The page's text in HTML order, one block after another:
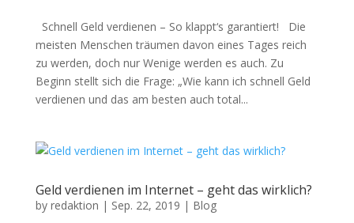
Schnell Geld verdienen – So klappt‘s garantiert! Die
meisten Menschen träumen davon eines Tages reich
zu werden, doch nur Wenige werden es auch. Zu
Beginn stellt sich die Frage: „Wie kann ich schnell Geld
verdienen und das am besten auch total...
Geld verdienen im Internet – geht das wirklich?
by redaktion | Sep. 22, 2019 | Blog